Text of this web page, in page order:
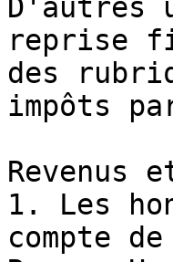
D'autres
reprise
des
impôts
Revenus
1. Les
compte de